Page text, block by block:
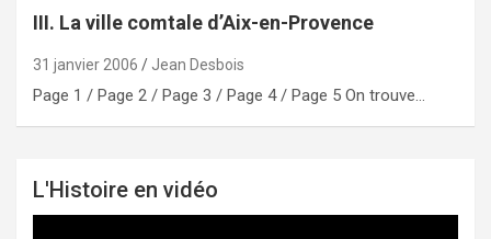
III. La ville comtale d’Aix-en-Provence
31 janvier 2006 Jean Desbois
Page 1 / Page 2 / Page 3 / Page 4 / Page 5 On trouve…
L'Histoire en vidéo